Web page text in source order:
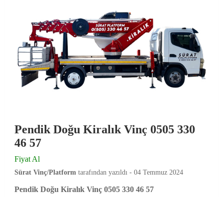
Pendik Doğu Kiralık Vinç 0505 330
46 57
Fiyat Al
Sürat Vinç/Platform tarafından yazıldı - 04 Temmuz 2024
Pendik Doğu Kiralık Vinç 0505 330 46 57